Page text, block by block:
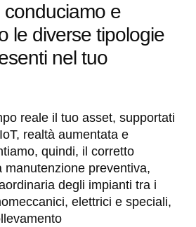
conduciamo e
le diverse tipologie
nel tuo
reale il tuo asset, supportati
realtà aumentata e
quindi, il corretto
manutenzione preventiva,
degli impianti tra i
elettrici e speciali,